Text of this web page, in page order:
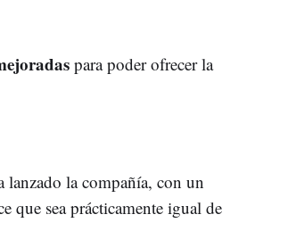
para poder ofrecer la
lanzado la compañía, con un
que sea prácticamente igual de